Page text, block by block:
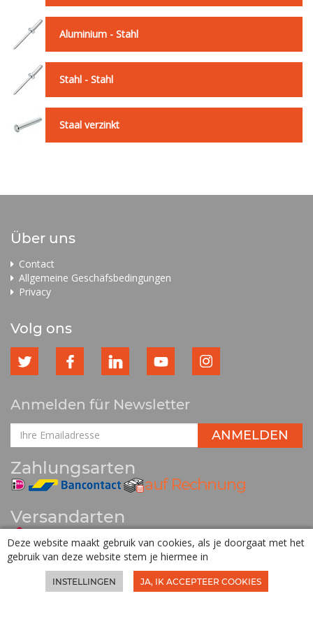
Deze website maakt gebruik van cookies, als je doorgaat met het
gebruik van deze website stem je hiermee in
Aluminium - Stahl
Stahl - Stahl
Staal verzinkt
Über uns
Contact
Allgemeine Geschäfsbedingungen
Privacy
Volg ons
Anmelden für Newsletter
Zahlungsarten
Versandarten